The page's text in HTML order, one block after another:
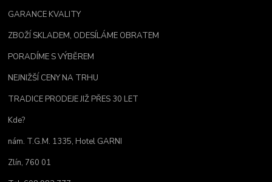
GARANCE KVALITY
ZBOŽÍ SKLADEM, ODESÍLÁME OBRATEM
PORADÍME S VÝBĚREM
NEJNIŽŠÍ CENY NA TRHU
TRADICE PRODEJE JIŽ PŘES 30 LET
Kde?
nám. T.G.M. 1335, Hotel GARNI
Zlín, 760 01